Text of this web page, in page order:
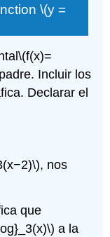
\(y =
\(f(x)=
Incluir los
Declarar el
, nos
que
a la